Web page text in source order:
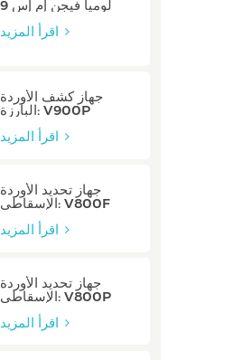
لوميا فيجن إم إس 9
جهاز كشف الأوردة
البارزة: V900P
جهاز تحديد الأوردة
الإسقاطي: V800F
جهاز تحديد الأوردة
الإسقاطي: V800P